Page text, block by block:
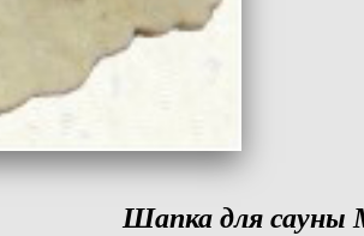
Шапка для сауны